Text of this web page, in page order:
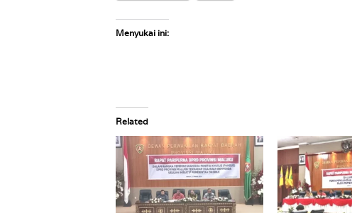
Menyukai ini:
Related